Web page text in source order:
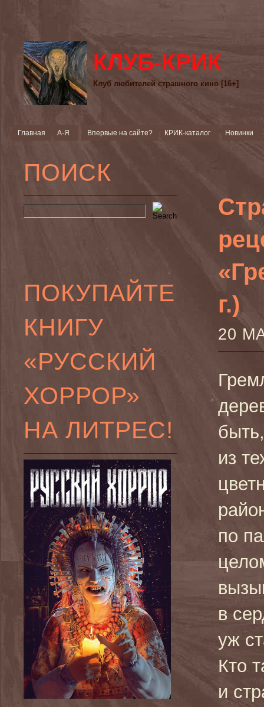
КЛУБ-КРИК
Клуб любителей страшного кино [16+]
Главная А-Я Впервые на сайте? КРИК-каталог Новинки
ПОИСК
ПОКУПАЙТЕ
КНИГУ
«РУССКИЙ
ХОРРОР»
НА ЛИТРЕС!
г.)
20
из
по
в
уж
Кто
и